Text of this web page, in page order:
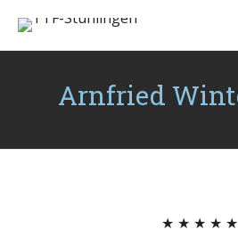
Arnfried
★ ★ ★ ★ ★